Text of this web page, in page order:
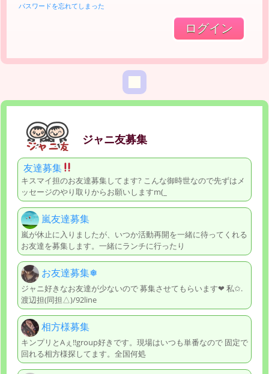
パスワードを忘れてしまった
ジャニ友募集
友達募集
キスマイ担のお友達募集してます? こんな御時世なので先ずはメ
ッセージのやり取りからお願いしますm(_
嵐友達募集
嵐が休止に入りましたが、いつか活動再開を一緒に待ってくれる
お友達を募集します。一緒にランチに行ったり
お友達募集❅
ジャニ好きなお友達が少ないので 募集させてもらいます‪‪❤︎‬ 私✩.
渡辺担(同担△)/92line
相方様募集
キンプリとAぇ!!group好きです。現場はいつも単番なので 固定で
回れる相方様探してます。全国何処